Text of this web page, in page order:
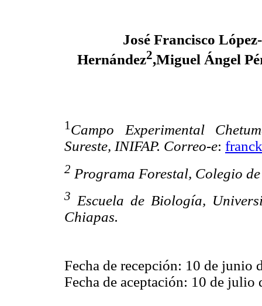
José Francisco
Hernández2,Miguel Ángel
1 Campo Experimental
Sureste, INIFAP. Correo-e:
2 Programa Forestal, Colegio
3
Escuela de Biología,
Chiapas.
Fecha de recepción: 10 de junio
Fecha de aceptación: 10 de julio